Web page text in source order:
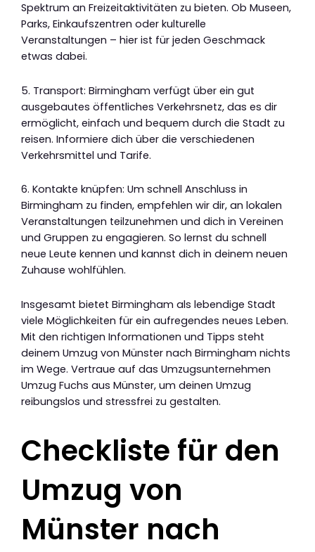
Spektrum an Freizeitaktivitäten zu bieten. Ob Museen,
Parks, Einkaufszentren oder kulturelle
Veranstaltungen – hier ist für jeden Geschmack
etwas dabei.
5. Transport: Birmingham verfügt über ein gut
ausgebautes öffentliches Verkehrsnetz, das es dir
ermöglicht, einfach und bequem durch die Stadt zu
reisen. Informiere dich über die verschiedenen
Verkehrsmittel und Tarife.
6. Kontakte knüpfen: Um schnell Anschluss in
Birmingham zu finden, empfehlen wir dir, an lokalen
Veranstaltungen teilzunehmen und dich in Vereinen
und Gruppen zu engagieren. So lernst du schnell
neue Leute kennen und kannst dich in deinem neuen
Zuhause wohlfühlen.
Insgesamt bietet Birmingham als lebendige Stadt
viele Möglichkeiten für ein aufregendes neues Leben.
Mit den richtigen Informationen und Tipps steht
deinem Umzug von Münster nach Birmingham nichts
im Wege. Vertraue auf das Umzugsunternehmen
Umzug Fuchs aus Münster, um deinen Umzug
reibungslos und stressfrei zu gestalten.
Checkliste für den
Umzug von
Münster nach